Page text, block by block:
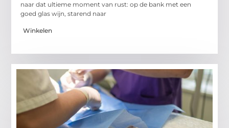
naar dat ultieme moment van rust: op de bank met een
goed glas wijn, starend naar
Winkelen